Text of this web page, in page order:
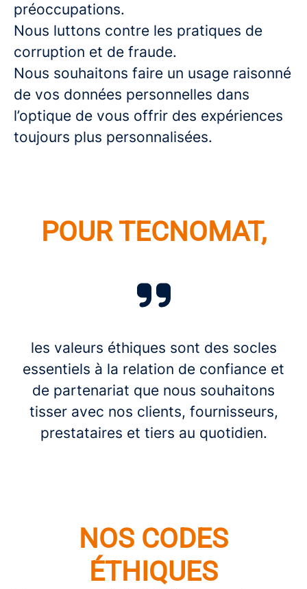
préoccupations.
Nous luttons contre les pratiques de
corruption et de fraude.
Nous souhaitons faire un usage raisonné
de vos données personnelles dans
l’optique de vous offrir des expériences
toujours plus personnalisées.
POUR TECNOMAT,
les valeurs éthiques sont des socles
essentiels à la relation de confiance et
de partenariat que nous souhaitons
tisser avec nos clients, fournisseurs,
prestataires et tiers au quotidien.
NOS CODES
ÉTHIQUES